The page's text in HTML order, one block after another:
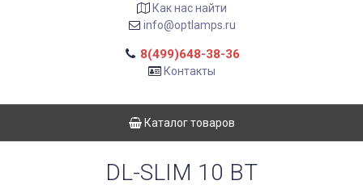
Как нас найти
info@optlamps.ru
8(499)648-38-36
Контакты
Каталог товаров
DL-SLIM 10 ВТ